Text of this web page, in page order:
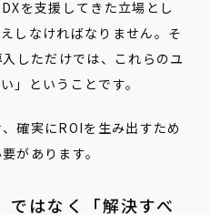
を支援してきた立場とし
しなければなりません。そ
しただけでは、これらのユ
」ということです。
確実にROIを生み出すため
があります。
はなく「解決すべ